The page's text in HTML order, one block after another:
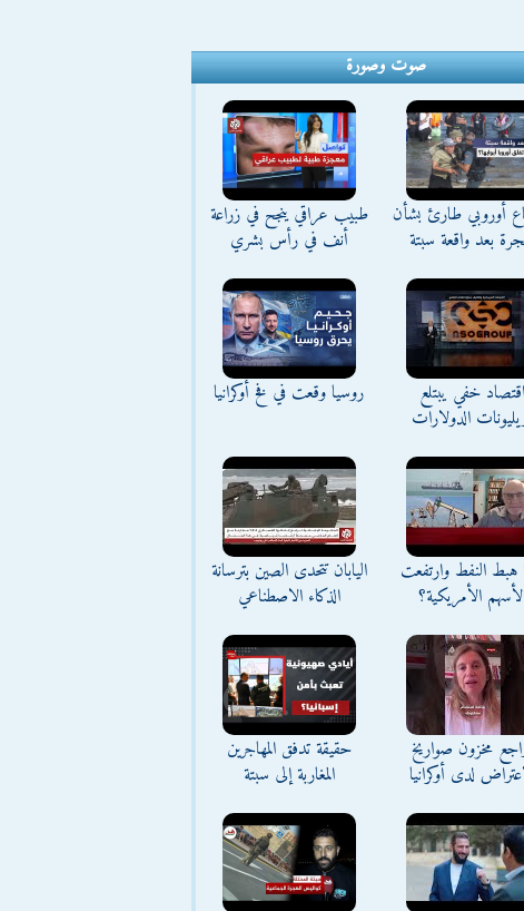
صوت وصورة
أوروبي طارئ بشأن
بعد واقعة سبتة
طبيب عراقي ينجح في زراعة
أنف في رأس بشري
اقتصاد خفي يبتلع
الدولارات
روسيا وقعت في فخ أوكرانيا
هبط النفط وارتفعت
الأمريكية؟
اليابان تتحدى الصين بترسانة
الذكاء الاصطناعي
مخزون صواريخ
لدى أوكرانيا
حقيقة تدفق المهاجرين
المغاربة إلى سبتة